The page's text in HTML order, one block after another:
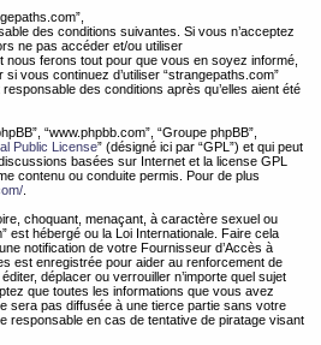
des conditions suivantes. Si vous n’acceptez
ne pas accéder et/ou utiliser
nous ferons tout pour que vous en soyez informé,
vous continuez d’utiliser “strangepaths.com”
des conditions après qu’elles aient été
“www.phpbb.com”, “Groupe phpBB”,
Public License” (désigné ici par “GPL”) et qui peut
basées sur Internet et la license GPL
contenu ou conduite permis. Pour de plus
choquant, menaçant, à caractère sexuel ou
est hébergé ou la Loi Internationale. Faire cela
notification de votre Fournisseur d’Accès à
est enregistrée pour aider au renforcement de
déplacer ou verrouiller n’importe quel sujet
que toutes les informations que vous avez
sera pas diffusée à une tierce partie sans votre
responsable en cas de tentative de piratage visant